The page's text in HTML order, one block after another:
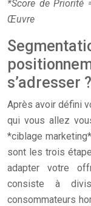
*Score de Priorité
Œuvre
s’adresser ?
Après avoir défini
qui vous allez
*ciblage
sont les trois
adapter votre
consiste à
consommateurs